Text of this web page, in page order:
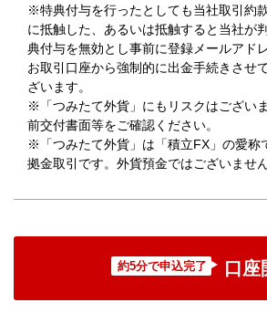
※特典付与を行ったとしても当社取引約
に抵触した、あるいは抵触すると当社が
典付与を無効とし事前に登録メールアド
お取引口座から強制的に出金手続きさせ
ざいます。
※「つみたて外貨」にもリスクはござい
前交付書面等をご確認ください。
※「つみたて外貨」は「積立FX」の愛称
拠金取引です。外貨預金ではございません
約5分で申込完了 口座